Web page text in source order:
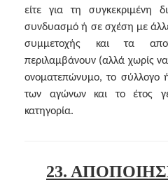
είτε για τη συγκεκριμένη
συνδυασμό ή σε σχέση με
συμμετοχής και τα
περιλαμβάνουν (αλλά χωρίς
ονοματεπώνυμο, το σύλλογο
των αγώνων και το έτος
κατηγορία.
23.